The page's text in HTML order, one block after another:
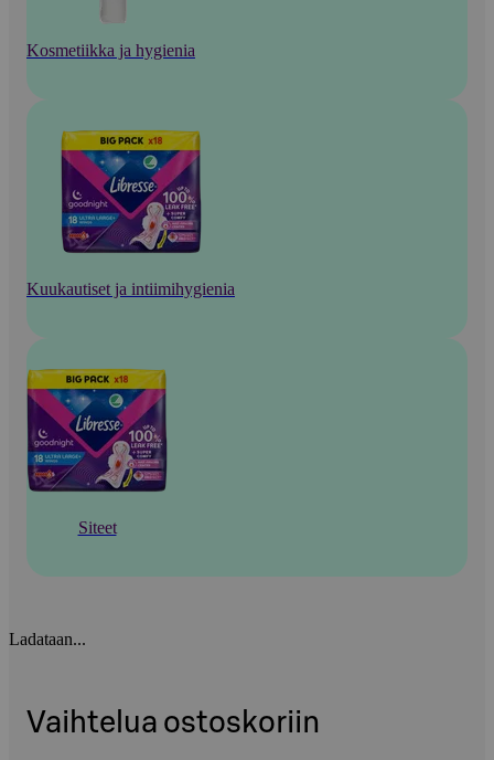
Kosmetiikka ja hygienia
Kuukautiset ja intiimihygienia
Siteet
Ladataan...
Vaihtelua ostoskoriin